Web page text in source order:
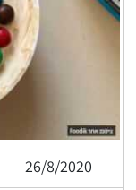
26/8/2020